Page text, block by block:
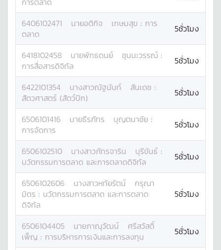
6406102471 นายอติกิจ เกษมสุข : การ
ตลาด
5ชั่วโมง
6418102458 นายพัทธดนย์ ชุนนะวรรณ์ :
การสื่อสารดิจิทัล
5ชั่วโมง
6422101354 นางสาวณัฐนันท์ สันเดช :
สัตวศาสตร์ (สัตว์ปีก)
5ชั่วโมง
6506101416 นายธีรภัทร บุญตนาชัย :
การจัดการ
5ชั่วโมง
6506102510 นางสาวภัทรจาริน บุรีขันธ์ :
นวัตกรรมการตลาด และการตลาดดิจิทัล
5ชั่วโมง
6506102606 นางสาวหทัยรัตน์
กรุณา
มิตร : นวัตกรรมการตลาด และการตลาด
ดิจิทัล
5ชั่วโมง
6506104405 นายภาณุวัฒน์
ศรีสวัสดิ์
เพ็ญ : การบริหารการเงินและการลงทุน 5ชั่วโมง